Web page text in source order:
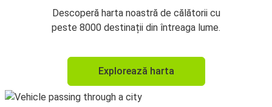
Descoperă harta noastră de călătorii cu
peste 8000 destinații din întreaga lume.
Explorează harta